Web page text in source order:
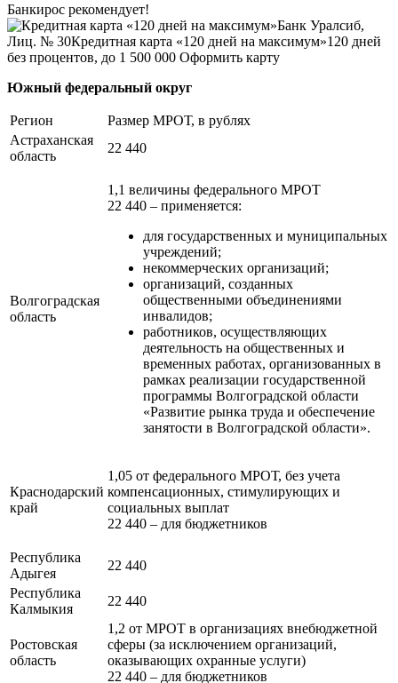
Банкирос рекомендует!
Банк Уралсиб,
Лиц. № 30Кредитная карта «120 дней на максимум»120 дней
без процентов, до 1 500 000 Оформить карту
Южный федеральный округ
Регион
Размер МРОТ, в рублях
Астраханская
область
22 440
Волгоградская
область
1,1 величины федерального МРОТ
22 440 – применяется:
для государственных и муниципальных
учреждений;
некоммерческих организаций;
организаций, созданных
общественными объединениями
инвалидов;
работников, осуществляющих
деятельность на общественных и
временных работах, организованных в
рамках реализации государственной
программы Волгоградской области
«Развитие рынка труда и обеспечение
занятости в Волгоградской области».
Краснодарский
край
1,05 от федерального МРОТ, без учета
компенсационных, стимулирующих и
социальных выплат
22 440 – для бюджетников
Республика
Адыгея
22 440
Республика
Калмыкия
22 440
Ростовская
область
1,2 от МРОТ в организациях внебюджетной
сферы (за исключением организаций,
оказывающих охранные услуги)
22 440 – для бюджетников